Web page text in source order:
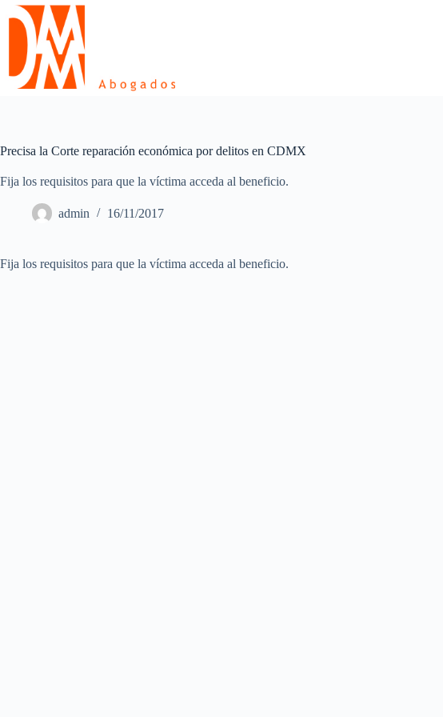
Skip
content
Precisa la Corte reparación económica por delitos en CDMX
Fija los requisitos para que la víctima acceda al beneficio.
admin 16/11/2017
Fija los requisitos para que la víctima acceda al beneficio.